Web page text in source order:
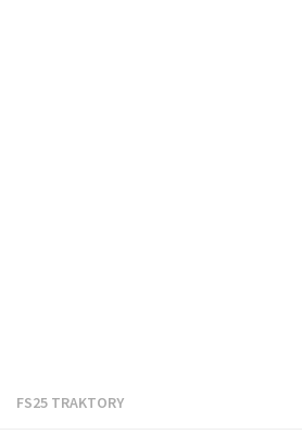
FS25 TRAKTORY